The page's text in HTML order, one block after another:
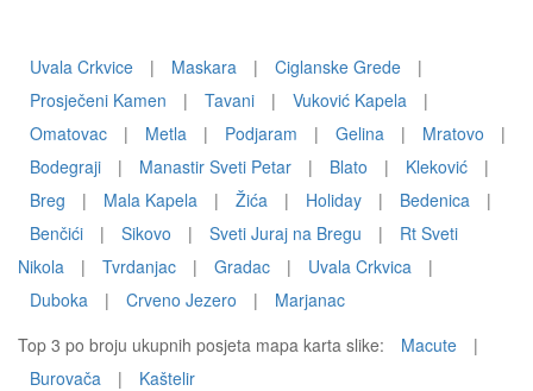
Uvala Crkvice | Maskara | Ciglanske Grede
|
Prosječeni Kamen
| Tavani | Vuković Kapela
|
Omatovac
| Metla | Podjaram | Gelina | Mratovo
|
Bodegraji
| Manastir Sveti Petar | Blato | Kleković
|
Breg
| Mala Kapela | Žića | Holiday | Bedenica
|
Benčići
| Sikovo | Sveti Juraj na Bregu |
Rt Sveti
Nikola
| Tvrdanjac | Gradac | Uvala Crkvica
|
Duboka
| Crveno Jezero |
Marjanac
Top 3 po broju ukupnih posjeta mapa karta slike:
Macute
|
Burovača
| Kaštelir